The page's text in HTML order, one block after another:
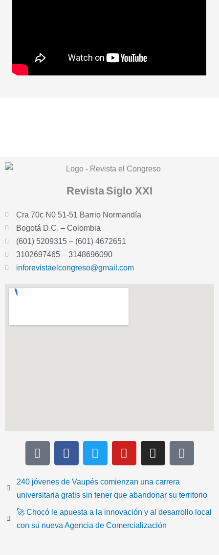
Revista Siglo XXI
Cra 70c N0 51-51 Barrio Normandía
Bogotá D.C. – Colombia
(601) 5209315 – (601) 4672651
3102697465 – 3148696090
inforevistaelcongreso@gmail.com
T
i
t
o
k
F
a
e
b
o
o
k
T
w
t
t
e
Y
o
t
u
b
I
n
t
a
g
a
I
c
-
e
240 jóvenes de Vaupés comienzan una carrera
universitaria gratis sin tener que abandonar su territorio
🚀 Chocó le apuesta a la innovación y al desarrollo local
con su nueva Agencia de Comercialización